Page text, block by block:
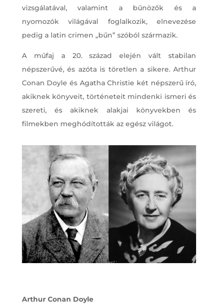
vizsgálatával, valamint a bűnözők és a
nyomozók világával foglalkozik, elnevezése
pedig a latin crimen „bűn” szóból származik.
A műfaj a 20. század elején vált stabilan
népszerűvé, és azóta is töretlen a sikere. Arthur
Conan Doyle és Agatha Christie két népszerű író,
akiknek könyveit, történeteit mindenki ismeri és
szereti, és akiknek alakjai könyvekben és
filmekben meghódították az egész világot.
Arthur Conan Doyle